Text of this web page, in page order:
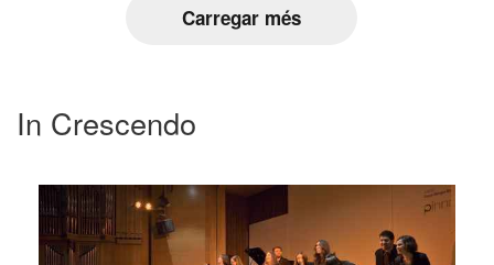
Carregar més
In Crescendo